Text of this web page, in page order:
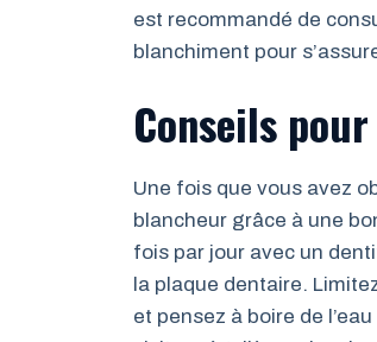
est recommandé de
blanchiment pour
Conseils
Une fois que vous avez
blancheur grâce à une
fois par jour avec un
la plaque dentaire.
et pensez à boire de